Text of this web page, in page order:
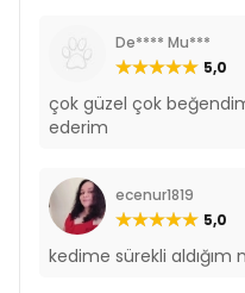
De**** Mu***
5,0
çok güzel çok
ederim
ecenur1819
5,0
kedime sürekli